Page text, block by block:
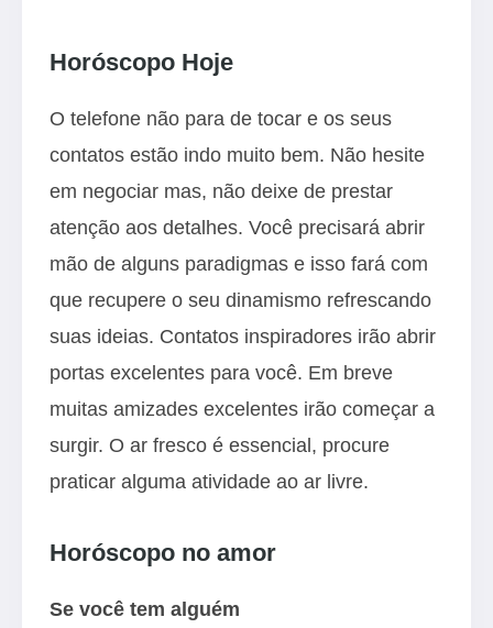
Horóscopo Hoje
O telefone não para de tocar e os seus
contatos estão indo muito bem. Não hesite
em negociar mas, não deixe de prestar
atenção aos detalhes. Você precisará abrir
mão de alguns paradigmas e isso fará com
que recupere o seu dinamismo refrescando
suas ideias. Contatos inspiradores irão abrir
portas excelentes para você. Em breve
muitas amizades excelentes irão começar a
surgir. O ar fresco é essencial, procure
praticar alguma atividade ao ar livre.
Horóscopo no amor
Se você tem alguém